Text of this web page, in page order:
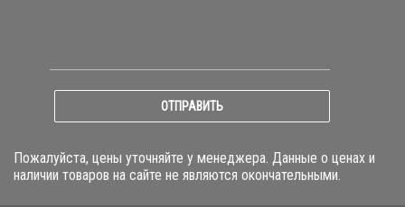
ОТПРАВИТЬ
Пожалуйста, цены уточняйте у менеджера. Данные о ценах и
наличии товаров на сайте не являются окончательными.